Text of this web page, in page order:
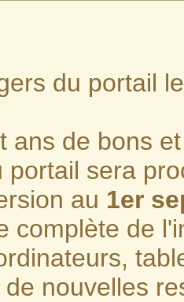
du portail
ans de bons
portail sera
au 1er
complète de
nouvelles